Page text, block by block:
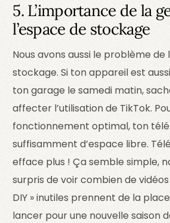
5. L’importance de la
l’espace de stockage
Nous avons aussi le problème de
stockage. Si ton appareil est
ton garage le samedi matin,
affecter l’utilisation de TikTok.
fonctionnement optimal, ton
suffisamment d’espace libre.
efface plus ! Ça semble simple,
surpris de voir combien de
DIY » inutiles prennent de la
lancer pour une nouvelle saison